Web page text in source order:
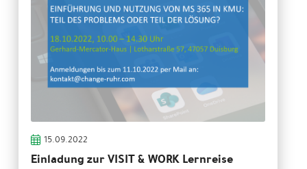
15.09.2022
Einladung zur VISIT & WORK Lernreise